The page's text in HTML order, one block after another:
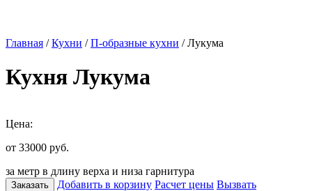
Главная /Кухни /П-образные кухни / Лукума
Кухня Лукума
Цена:
от 33000 руб.
за метр в длину верха и низа гарнитура
Заказать Добавить в корзину Расчет цены Вызвать